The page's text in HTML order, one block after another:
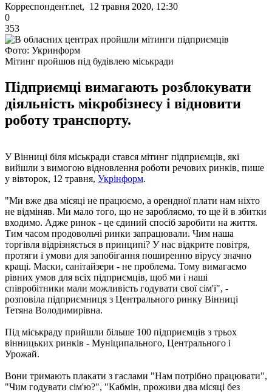
Корреспондент.net, 12 травня 2020, 12:30
0
353
Фото: Укринформ
Мітинг пройшов під будівлею міськради
Підприємці вимагають розблокувати
діяльність мікробізнесу і відновити
роботу транспорту.
У Вінниці біля міськради стався мітинг підприємців, які
вийшли з вимогою відновлення роботи речових ринків, пише
у вівторок, 12 травня, Укрінформ.
"Ми вже два місяці не працюємо, а орендної плати нам ніхто
не відміняв. Ми мало того, що не заробляємо, то ще й в збитки
входимо. Адже ринок - це єдиний спосіб заробити на життя.
Тим часом продовольчі ринки запрацювали. Чим наша
торгівля відрізняється в принципі? У нас відкрите повітря,
протяги і умови для запобігання поширенню вірусу значно
кращі. Маски, санітайзери - не проблема. Тому вимагаємо
рівних умов для всіх підприємців, щоб ми і наші
співробітники мали можливість годувати свої сім'ї", -
розповіла підприємниця з Центрального ринку Вінниці
Тетяна Володимирівна.
Під міськраду прийшли більше 100 підприємців з трьох
вінницьких ринків - Муніципального, Центрального і
Урожай.
Вони тримають плакати з гаслами "Нам потрібно працювати",
"Чим годувати сім'ю?", "Кабмін, проживи два місяці без